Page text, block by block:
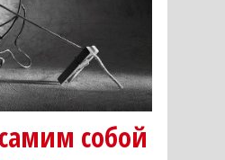
собой